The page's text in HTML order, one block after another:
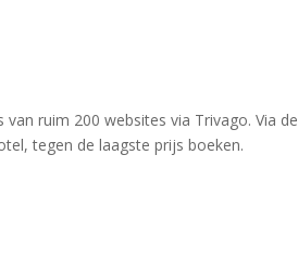
ruim 200 websites via Trivago. Via de
tegen de laagste prijs boeken.